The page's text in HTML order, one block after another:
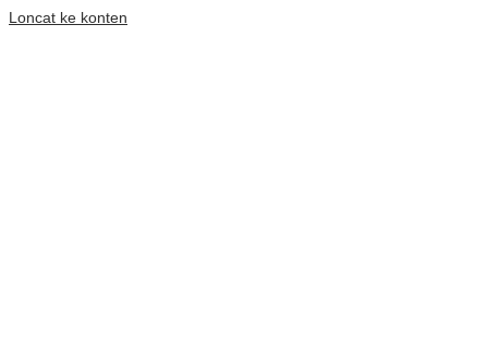
Loncat ke konten